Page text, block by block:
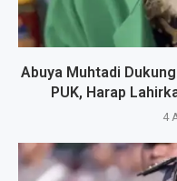
Abuya Muhtadi
PUK, Harap
4